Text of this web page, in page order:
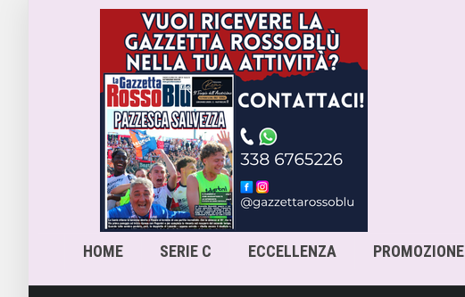
HOME SERIE C ECCELLENZA PROMOZIONE